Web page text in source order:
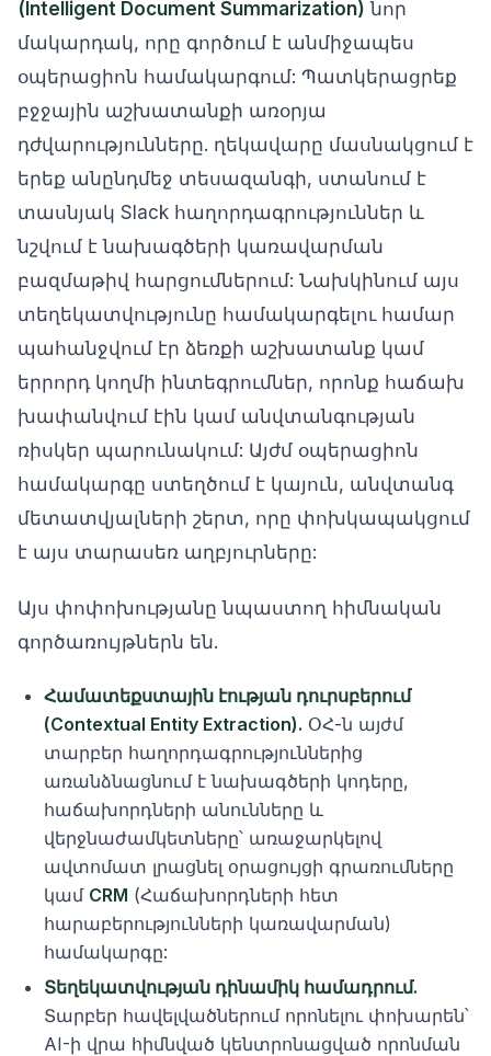
(Intelligent Document Summarization) նոր
մակարդակ, որը գործում է անմիջապես
օպերացիոն համակարգում: Պատկերացրեք
բջջային աշխատանքի առօրյա
դժվարությունները. ղեկավարը մասնակցում է
երեք անընդմեջ տեսազանգի, ստանում է
տասնյակ Slack հաղորդագրություններ և
նշվում է նախագծերի կառավարման
բազմաթիվ հարցումներում: Նախկինում այս
տեղեկատվությունը համակարգելու համար
պահանջվում էր ձեռքի աշխատանք կամ
երրորդ կողմի ինտեգրումներ, որոնք հաճախ
խափանվում էին կամ անվտանգության
ռիսկեր պարունակում: Այժմ օպերացիոն
համակարգը ստեղծում է կայուն, անվտանգ
մետատվյալների շերտ, որը փոխկապակցում
է այս տարասեռ աղբյուրները:
Այս փոփոխությանը նպաստող հիմնական
գործառույթներն են.
Համատեքստային էության դուրսբերում
(Contextual Entity Extraction). ՕՀ-ն այժմ
տարբեր հաղորդագրություններից
առանձնացնում է նախագծերի կոդերը,
հաճախորդների անունները և
վերջնաժամկետները՝ առաջարկելով
ավտոմատ լրացնել օրացույցի գրառումները
կամ CRM (Հաճախորդների հետ
հարաբերությունների կառավարման)
համակարգը:
Տեղեկատվության դինամիկ համադրում.
Տարբեր հավելվածներում որոնելու փոխարեն՝
AI-ի վրա հիմնված կենտրոնացված որոնման